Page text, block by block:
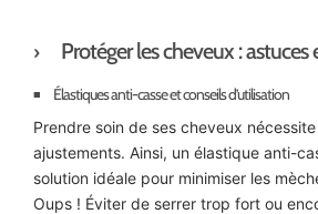
Protéger les cheveux : astuces
Élastiques anti-casse et conseils d’utilisation
Prendre soin de ses cheveux
ajustements. Ainsi, un élastique anti-
solution idéale pour minimiser les
Oups ! Éviter de serrer trop fort ou